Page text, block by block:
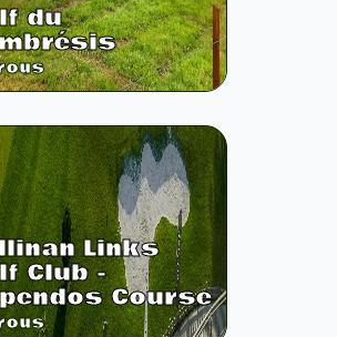
du
Links
Club -
Course